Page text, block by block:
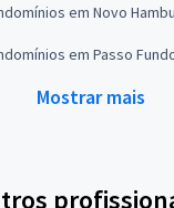
em Novo
em Passo
Mostrar mais